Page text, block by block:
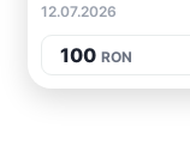
12.07.2026
100 RON